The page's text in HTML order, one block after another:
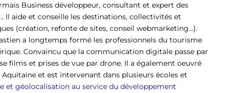
Business développeur, consultant et expert des
. Il aide et conseille les destinations, collectivités et
(création, refonte de sites, conseil webmarketing...).
a longtemps formé les professionnels du tourisme
Convaincu que la communication digitale passe par
films et prises de vue par drone. Il a également oeuvré
Aquitaine et est intervenant dans plusieurs écoles et
et géolocalisation au service du développement